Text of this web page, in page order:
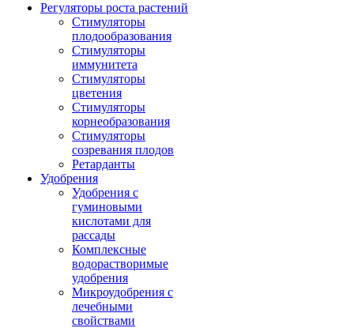
Регуляторы роста растений
Стимуляторы
плодообразования
Стимуляторы
иммунитета
Стимуляторы
цветения
Стимуляторы
корнеобразования
Стимуляторы
созревания плодов
Ретарданты
Удобрения
Удобрения с
гуминовыми
кислотами для
рассады
Комплексные
водорастворимые
удобрения
Микроудобрения с
лечебными
свойствами